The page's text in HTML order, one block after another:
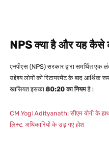
NPS क्या है और यह कैसे
एनपीएस (NPS) सरकार द्वारा समर्थित एक
उद्देश्य लोगों को रिटायरमेंट के बाद आर्थिक
खासियत इसका 80:20 का नियमहै।
CM Yogi Adityanath: सीएम योगी के
लिस्ट, अधिकारियों के उड़ गए होश